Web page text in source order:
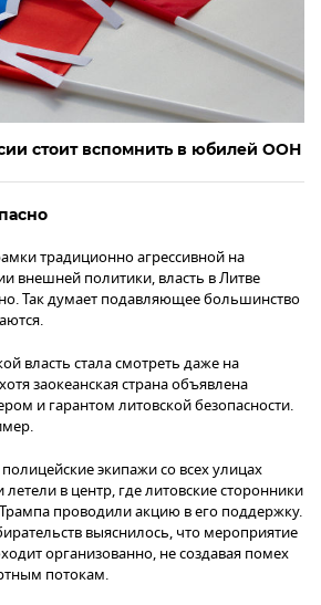
стоит вспомнить в юбилей ООН
традиционно агрессивной на
внешней политики, власть в Литве
Так думает подавляющее большинство
власть стала смотреть даже на
заокеанская страна объявлена
и гарантом литовской безопасности.
экипажи со всех улицах
в центр, где литовские сторонники
проводили акцию в его поддержку.
выяснилось, что мероприятие
организованно, не создавая помех
потокам.